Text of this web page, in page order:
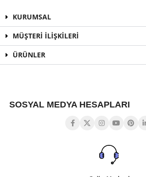
KURUMSAL
MÜŞTERİ İLİŞKİLERİ
ÜRÜNLER
SOSYAL MEDYA HESAPLARI